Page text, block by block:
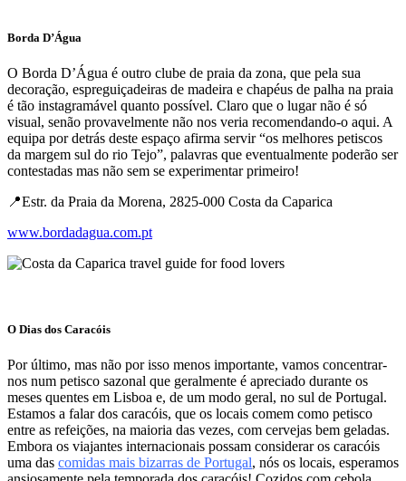
Borda D’Água
O Borda D’Água é outro clube de praia da zona, que pela sua
decoração, espreguiçadeiras de madeira e chapéus de palha na praia
é tão instagramável quanto possível. Claro que o lugar não é só
visual, senão provavelmente não nos veria recomendando-o aqui. A
equipa por detrás deste espaço afirma servir “os melhores petiscos
da margem sul do rio Tejo”, palavras que eventualmente poderão ser
contestadas mas não sem se experimentar primeiro!
📍Estr. da Praia da Morena, 2825-000 Costa da Caparica
www.bordadagua.com.pt
O Dias dos Caracóis
​​Por último, mas não por isso menos importante, vamos concentrar-
nos num petisco sazonal que geralmente é apreciado durante os
meses quentes em Lisboa e, de um modo geral, no sul de Portugal.
Estamos a falar dos caracóis, que os locais comem como petisco
entre as refeições, na maioria das vezes, com cervejas bem geladas.
Embora os viajantes internacionais possam considerar os caracóis
uma das comidas mais bizarras de Portugal, nós os locais, esperamos